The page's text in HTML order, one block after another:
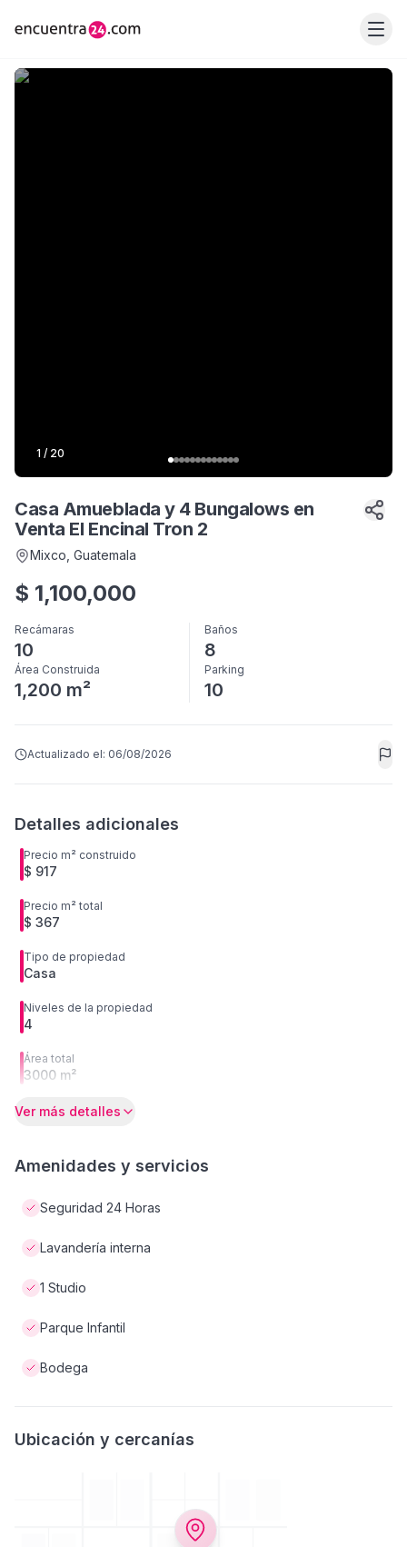
1 / 20
Casa Amueblada y 4 Bungalows en
Venta El Encinal Tron 2
Mixco , Guatemala
$ 1,100,000
Recámaras
10
Baños
8
Área Construida
1,200 m²
Parking
10
Actualizado el: 06/08/2026
Detalles adicionales
Precio m² construido
$ 917
Precio m² total
$ 367
Tipo de propiedad
Casa
Niveles de la propiedad
4
Área total
3000 m²
Ver más detalles
Amenidades y servicios
Seguridad 24 Horas
Lavandería interna
1 Studio
Parque Infantil
Bodega
Ubicación y cercanías